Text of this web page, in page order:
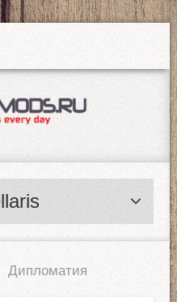
Дипломатия